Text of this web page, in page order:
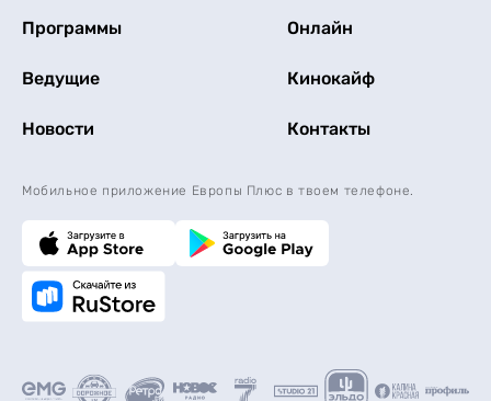
Программы Онлайн
Ведущие Кинокайф
Новости Контакты
Мобильное приложение Европы Плюс в твоем телефоне.